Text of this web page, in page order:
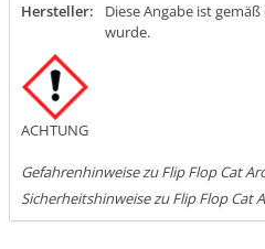
Hersteller:
Diese Angabe ist
wurde.
ACHTUNG
Gefahrenhinweise zu Flip Flop Cat
Sicherheitshinweise zu Flip Flop Cat